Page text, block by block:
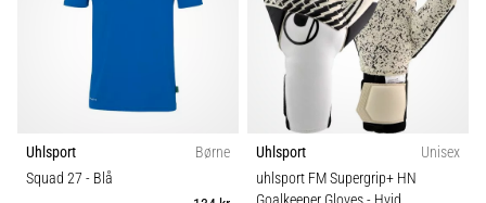
Victories
dig
klar
Sæson
Uhlsport
Børne
Squad 27 - Blå
Uhlsport
Unisex
uhlsport FM Supergrip+ HN